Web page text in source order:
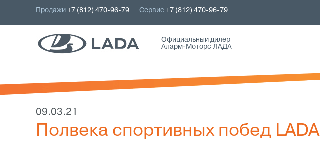
Продажи +7 (812) 470-96-79 Сервис +7 (812) 470-96-79
Официальный дилер
Аларм-Моторс ЛАДА
09.03.21
Полвека спортивных побед LADA